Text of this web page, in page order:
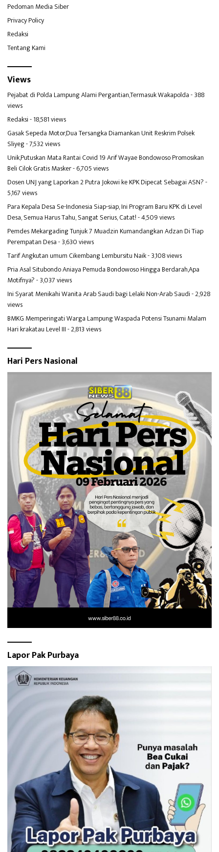
Pedoman Media Siber
Privacy Policy
Redaksi
Tentang Kami
Views
Pejabat di Polda Lampung Alami Pergantian,Termasuk Wakapolda- 388
views
Redaksi- 18,581 views
Gasak Sepeda Motor,Dua Tersangka Diamankan Unit Reskrim Polsek
Sliyeg- 7,532 views
Unik,Putuskan Mata Rantai Covid 19 Arif Wayae Bondowoso Promosikan
Beli Cilok Gratis Masker- 6,705 views
Dosen UNJ yang Laporkan 2 Putra Jokowi ke KPK Dipecat Sebagai ASN?-
5,167 views
Para Kepala Desa Se-Indonesia Siap-siap, Ini Program Baru KPK di Level
Desa, Semua Harus Tahu, Sangat Serius, Catat!- 4,509 views
Pemdes Mekargading Tunjuk 7 Muadzin Kumandangkan Adzan Di Tiap
Perempatan Desa- 3,630 views
Tarif Angkutan umum Cikembang Lembursitu Naik- 3,108 views
Pria Asal Situbondo Aniaya Pemuda Bondowoso Hingga Berdarah,Apa
Motifnya?- 3,037 views
Ini Syarat Menikahi Wanita Arab Saudi bagi Lelaki Non-Arab Saudi- 2,928
views
BMKG Memperingati Warga Lampung Waspada Potensi Tsunami Malam
Hari krakatau Level III- 2,813 views
Hari Pers Nasional
Lapor Pak Purbaya